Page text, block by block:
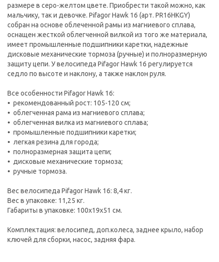
размере в серо-желтом цвете. Приобрести такой можно, как
мальчику, так и девочке. Pifagor Hawk 16 (арт. PR16HKGY)
собран на основе облеченной рамы из магниевого сплава,
оснащен жесткой облегченной вилкой из того же материала,
имеет промышленные подшипники каретки, надежные
дисковые механические тормоза (ручные) и полноразмерную
защиту цепи. У велосипеда Pifagor Hawk 16 регулируется
седло по высоте и наклону, а также наклон руля.
Все особенности Pifagor Hawk 16:
• рекомендованный рост: 105-120 см;
• облегченная рама из магниевого сплава;
• облегченная вилка из магниевого сплава;
• промышленные подшипники каретки;
• легкая резина для города;
• полноразмерная защита цепи;
• дисковые механические тормоза;
• ручные тормоза.
Вес велосипеда Pifagor Hawk 16: 8,4 кг.
Вес в упаковке: 11,25 кг.
Габариты в упаковке: 100х19х51 см.
Комплектация: велосипед, доп.колеса, заднее крыло, набор
ключей для сборки, насос, задняя фара.